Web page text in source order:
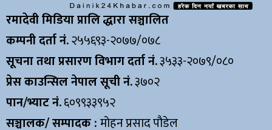
रमादेवी मिडिया प्रालि द्धारा सञ्चालित
कम्पनी दर्ता नं.२५५६९३-२०७७/०७८
सूचना तथा प्रसारण विभाग दर्ता नं.३५३३-२०७९/०८०
प्रेस काउन्सिल नेपाल सूची नं.३७०२
पान/भ्याट नं.६०९९३३९५२
सञ्चालक/ सम्पादक :मोहन प्रसाद पौडेल